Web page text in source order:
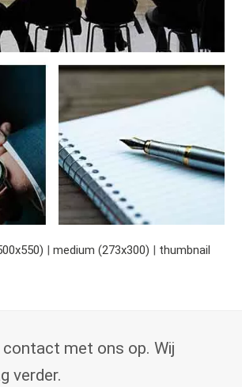
|medium (273x300) | thumbnail
met ons op. Wij
verder.